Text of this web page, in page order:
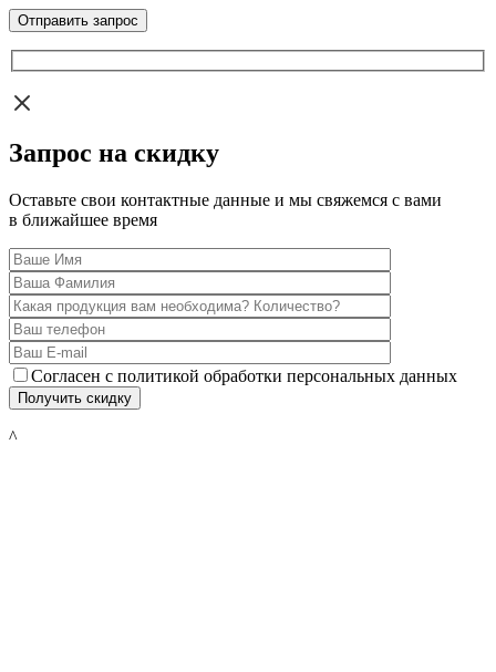
Запрос на скидку
Оставьте свои контактные данные и мы свяжемся с вами
в ближайшее время
Согласен с политикой обработки персональных данных
^